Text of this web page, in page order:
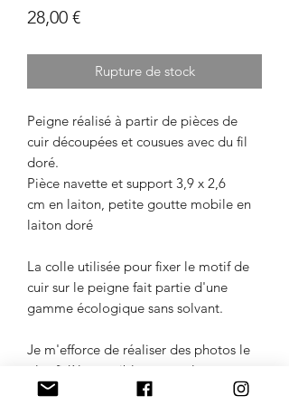
28,00 €Prix
Rupture de stock
Peigne réalisé à partir de pièces de
cuir découpées et cousues avec du fil
doré.
Pièce navette et support 3,9 x 2,6
cm en laiton, petite goutte mobile en
laiton doré
La colle utilisée pour fixer le motif de
cuir sur le peigne fait partie d'une
gamme écologique sans solvant.
Je m'efforce de réaliser des photos le
plus fidèle possible aux couleurs,
cependant il existe de légères